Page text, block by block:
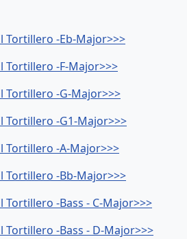
Tortillero -Eb-Major>>>
Tortillero -F-Major>>>
Tortillero -G-Major>>>
Tortillero -G1-Major>>>
Tortillero -A-Major>>>
Tortillero -Bb-Major>>>
Tortillero -Bass - C-Major>>>
Tortillero -Bass - D-Major>>>